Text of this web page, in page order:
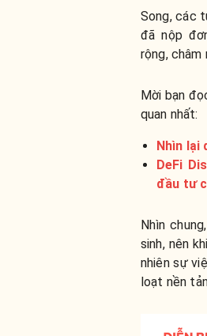
Song, các
đã nộp
rộng, châm
Mời bạn
quan nhất:
Nhìn lại
DeFi
đầu tư
Nhìn
sinh, nên
nhiên sự
loạt nền